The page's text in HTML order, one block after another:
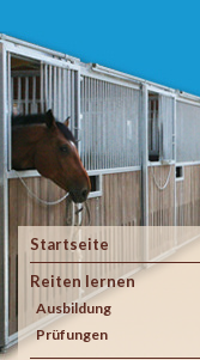
Startseite
Reiten lernen
Ausbildung
Prüfungen